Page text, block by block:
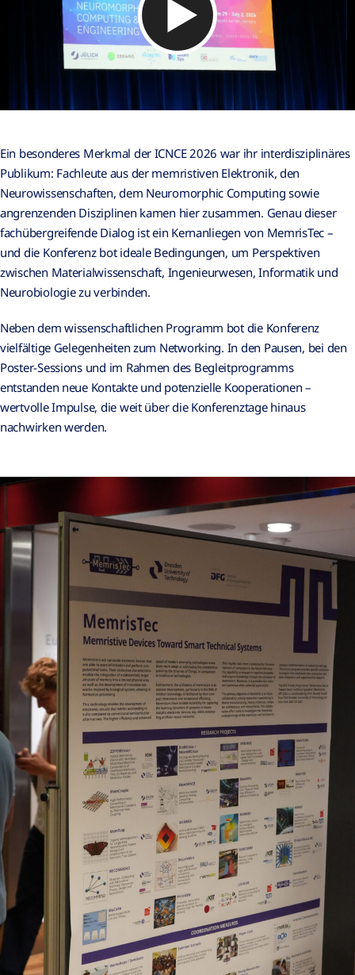
Ein besonderes Merkmal der ICNCE 2026 war ihr interdisziplinäres
Publikum: Fachleute aus der memristiven Elektronik, den
Neurowissenschaften, dem Neuromorphic Computing sowie
angrenzenden Disziplinen kamen hier zusammen. Genau dieser
fachübergreifende Dialog ist ein Kernanliegen von MemrisTec –
und die Konferenz bot ideale Bedingungen, um Perspektiven
zwischen Materialwissenschaft, Ingenieurwesen, Informatik und
Neurobiologie zu verbinden.
Neben dem wissenschaftlichen Programm bot die Konferenz
vielfältige Gelegenheiten zum Networking. In den Pausen, bei den
Poster-Sessions und im Rahmen des Begleitprogramms
entstanden neue Kontakte und potenzielle Kooperationen –
wertvolle Impulse, die weit über die Konferenztage hinaus
nachwirken werden.